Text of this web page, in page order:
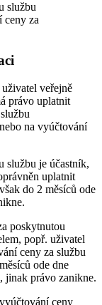
službu
ceny za
veřejně
právo uplatnit
na vyúčtování
službu je účastník,
uplatnit
do 2 měsíců ode
poskytnutou
popř. uživatel
ceny za službu
ode dne
jinak právo zanikne.
ceny